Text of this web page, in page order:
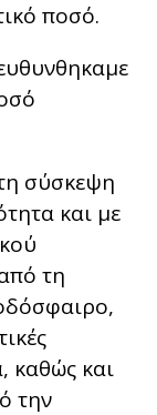
ποσό.
σύσκεψη
και με
τη
καθώς και
την